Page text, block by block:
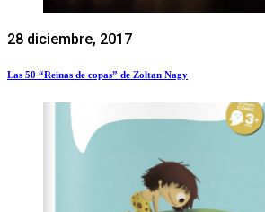
28 diciembre, 2017
Las 50 “Reinas de copas” de Zoltan Nagy